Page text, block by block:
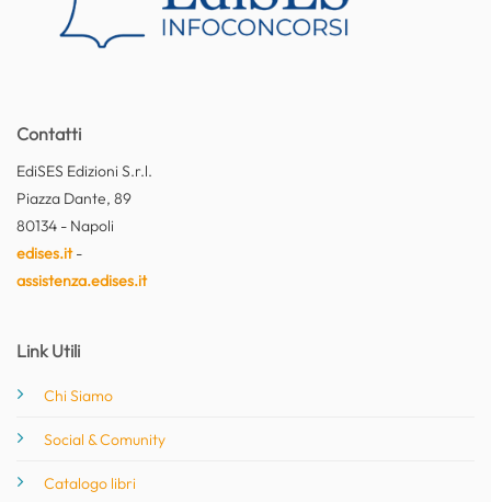
Contatti
EdiSES Edizioni S.r.l.
Piazza Dante, 89
80134 - Napoli
edises.it-
assistenza.edises.it
Link Utili
Chi Siamo
Social & Comunity
Catalogo libri